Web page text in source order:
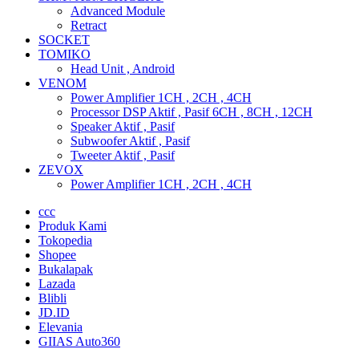
Advanced Module
Retract
SOCKET
TOMIKO
Head Unit , Android
VENOM
Power Amplifier 1CH , 2CH , 4CH
Processor DSP Aktif , Pasif 6CH , 8CH , 12CH
Speaker Aktif , Pasif
Subwoofer Aktif , Pasif
Tweeter Aktif , Pasif
ZEVOX
Power Amplifier 1CH , 2CH , 4CH
ccc
Produk Kami
Tokopedia
Shopee
Bukalapak
Lazada
Blibli
JD.ID
Elevania
GIIAS Auto360